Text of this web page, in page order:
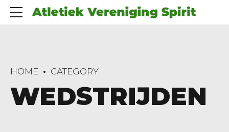
HOME CATEGORY
WEDSTRIJDEN